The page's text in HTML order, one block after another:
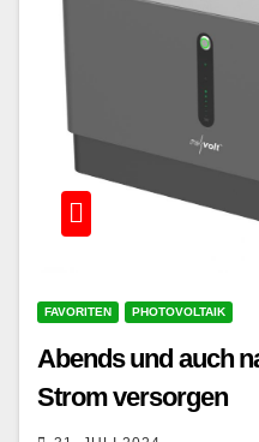
FAVORITEN PHOTOVOLTAIK
Abends und auch
Strom versorgen